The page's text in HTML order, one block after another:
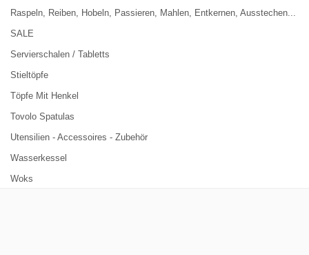
Raspeln, Reiben, Hobeln, Passieren, Mahlen, Entkernen, Ausstechen...
SALE
Servierschalen / Tabletts
Stieltöpfe
Töpfe Mit Henkel
Tovolo Spatulas
Utensilien - Accessoires - Zubehör
Wasserkessel
Woks